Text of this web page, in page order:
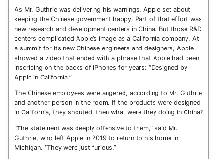
As Mr. Guthrie was delivering his warnings, Apple set about
keeping the Chinese government happy. Part of that effort was
new research and development centers in China. But those R&D
centers complicated Apple’s image as a California company. At
a summit for its new Chinese engineers and designers, Apple
showed a video that ended with a phrase that Apple had been
inscribing on the backs of iPhones for years: “Designed by
Apple in California.”
The Chinese employees were angered, according to Mr. Guthrie
and another person in the room. If the products were designed
in California, they shouted, then what were they doing in China?
“The statement was deeply offensive to them,” said Mr.
Guthrie, who left Apple in 2019 to return to his home in
Michigan. “They were just furious.”